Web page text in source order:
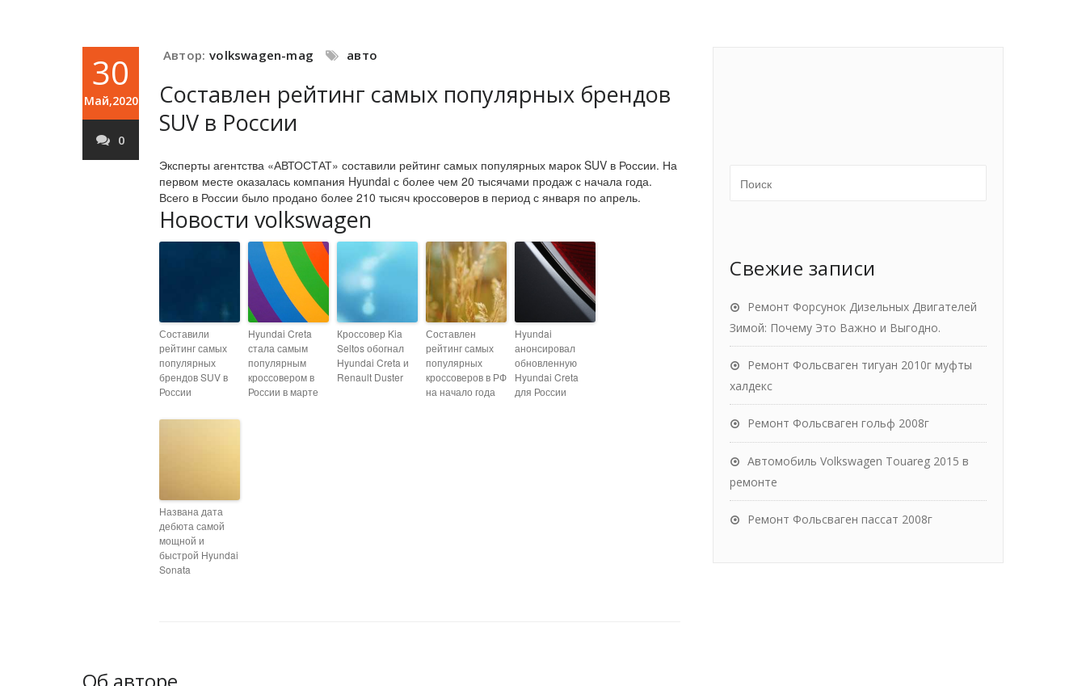
30
Май,2020
0
Автор: volkswagen-mag авто
Составлен рейтинг самых популярных брендов
SUV в России
Эксперты агентства «АВТОСТАТ» составили рейтинг самых популярных марок SUV в России. На
первом месте оказалась компания Hyundai с более чем 20 тысячами продаж с начала года.
Всего в России было продано более 210 тысяч кроссоверов в период с января по апрель.
Новости volkswagen
Составили
рейтинг самых
популярных
брендов SUV в
России
Hyundai Creta
стала самым
популярным
кроссовером в
России в марте
Кроссовер Kia
Seltos обогнал
Hyundai Creta и
Renault Duster
Составлен
рейтинг самых
популярных
кроссоверов в РФ
на начало года
Hyundai
анонсировал
обновленную
Hyundai Creta
для России
Названа дата
дебюта самой
мощной и
быстрой Hyundai
Sonata
Свежие записи
Ремонт Форсунок Дизельных Двигателей
Зимой: Почему Это Важно и Выгодно.
Ремонт Фольсваген тигуан 2010г муфты
халдекс
Ремонт Фольсваген гольф 2008г
Автомобиль Volkswagen Touareg 2015 в
ремонте
Ремонт Фольсваген пассат 2008г